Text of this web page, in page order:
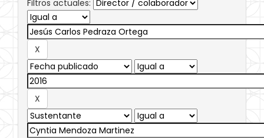
Filtros actuales: